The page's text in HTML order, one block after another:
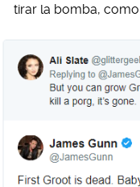
tirar la bomba,